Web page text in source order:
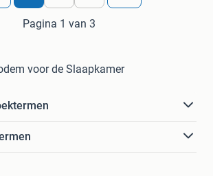
Pagina 1 van 3
voor de Slaapkamer